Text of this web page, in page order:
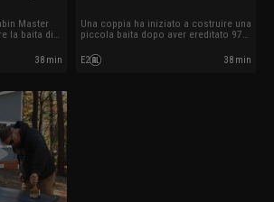
Master
la baita di
38 min
Una coppia ha iniziato a costruire una
piccola baita dopo aver ereditato 97
problemi di salute di lui rendono
difficile il lavoro.
E2 38 min